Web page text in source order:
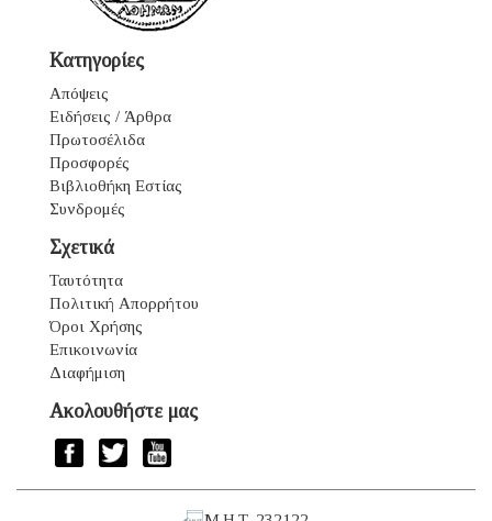
Κατηγορίες
Απόψεις
Ειδήσεις / Άρθρα
Πρωτοσέλιδα
Προσφορές
Βιβλιοθήκη Εστίας
Συνδρομές
Σχετικά
Ταυτότητα
Πολιτική Απορρήτου
Όροι Χρήσης
Επικοινωνία
Διαφήμιση
Ακολουθήστε μας